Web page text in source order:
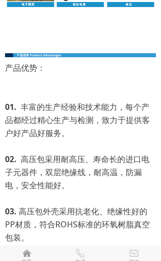
낀 ꂅ ꂘ
产品优势：
01. 丰富的生产经验和技术能力，每个产
品都经过精心生产与检测，致力于提供客
户好产品好服务。
02. 高压包采用耐高压、寿命长的进口电
子元器件，双层绝缘线，耐高温，防漏
电，安全性能好。
03. 高压包外壳采用抗老化、绝缘性好的
PP材质，符合ROHS标准的环氧树脂真空
包装。